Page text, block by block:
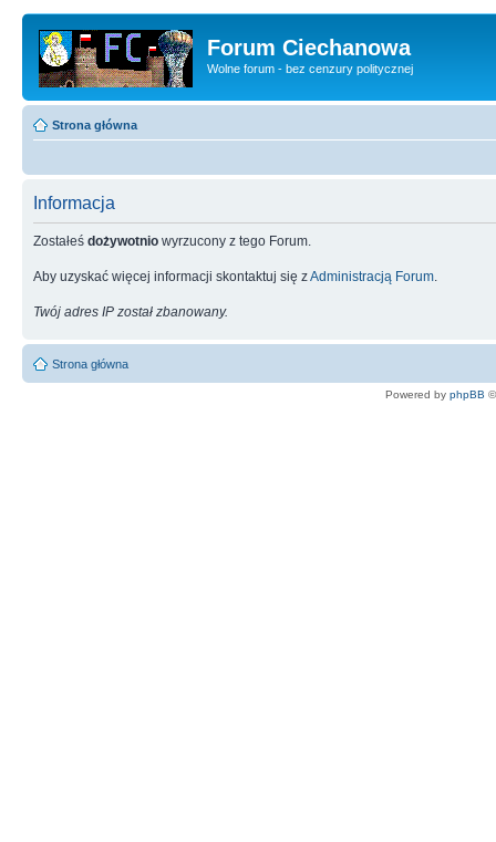
Forum Ciechanowa
Wolne forum - bez cenzury politycznej
Strona główna
Informacja
Zostałeś dożywotnio wyrzucony z tego Forum.
Aby uzyskać więcej informacji skontaktuj się zAdministracją Forum
Twój adres IP został zbanowany.
Strona główna
Powered by phpBB